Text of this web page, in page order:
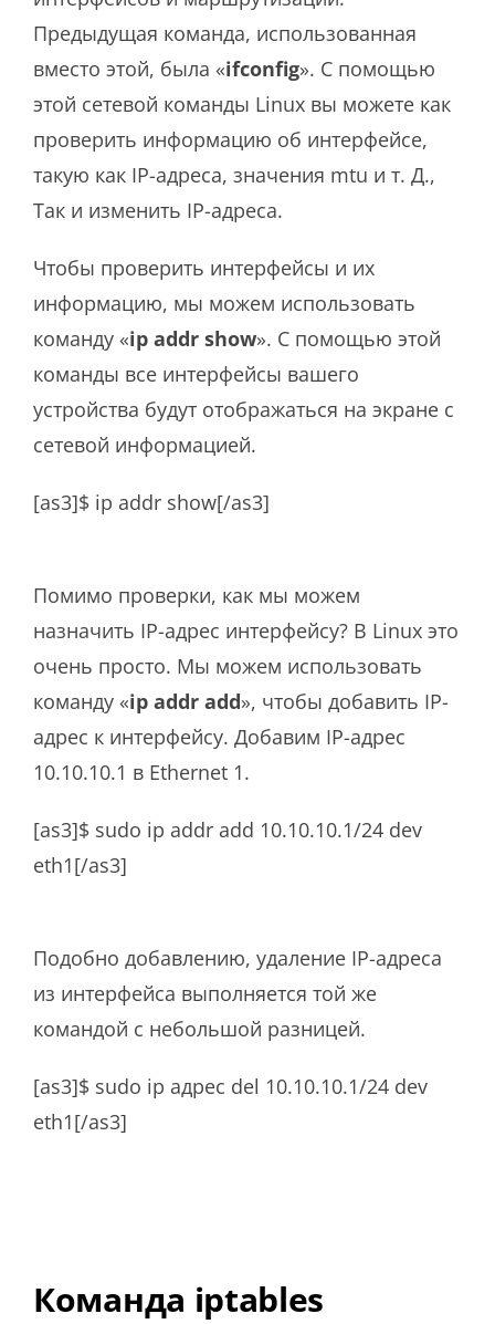
Предыдущая команда, использованная
вместо этой, была «ifconfig». С помощью
этой сетевой команды Linux вы можете как
проверить информацию об интерфейсе,
такую ​​как IP-адреса, значения mtu и т. Д.,
Так и изменить IP-адреса.
Чтобы проверить интерфейсы и их
информацию, мы можем использовать
команду «ip addr show». С помощью этой
команды все интерфейсы вашего
устройства будут отображаться на экране с
сетевой информацией.
[as3]$ ip addr show[/as3]
Помимо проверки, как мы можем
назначить IP-адрес интерфейсу? В Linux это
очень просто. Мы можем использовать
команду «ip addr add», чтобы добавить IP-
адрес к интерфейсу. Добавим IP-адрес
10.10.10.1 в Ethernet 1.
[as3]$ sudo ip addr add 10.10.10.1/24 dev
eth1[/as3]
Подобно добавлению, удаление IP-адреса
из интерфейса выполняется той же
командой с небольшой разницей.
[as3]$ sudo ip адрес del 10.10.10.1/24 dev
eth1[/as3]
Команда iptables